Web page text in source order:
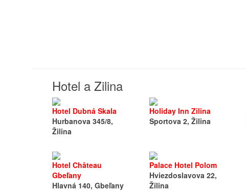
Hotel a Zilina
Hotel Dubná Skala
Hurbanova 345/8,
Žilina
Holiday Inn Zilina
Sportova 2, Žilina
Hotel Château
Gbeľany
Hlavná 140, Gbeľany
Palace Hotel Polom
Hviezdoslavova 22,
Žilina